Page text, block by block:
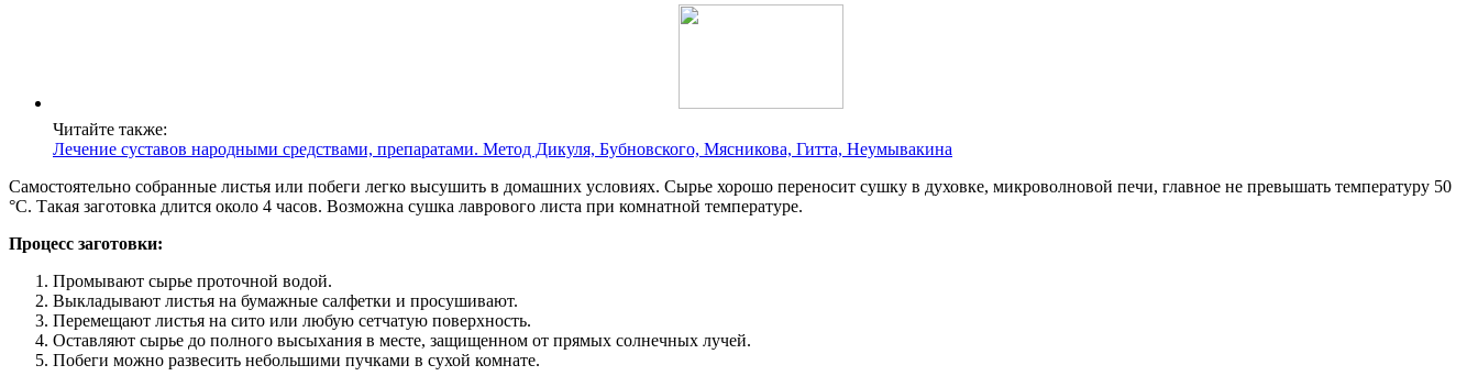
Читайте также:
Лечение суставов народными средствами, препаратами. Метод Дикуля, Бубновского, Мясникова, Гитта, Неумывакина
Самостоятельно собранные листья или побеги легко высушить в домашних условиях. Сырье хорошо переносит сушку в духовке, микроволновой печи, главное не превышать температуру 50
°C. Такая заготовка длится около 4 часов. Возможна сушка лаврового листа при комнатной температуре.
Процесс заготовки:
Промывают сырье проточной водой.
Выкладывают листья на бумажные салфетки и просушивают.
Перемещают листья на сито или любую сетчатую поверхность.
Оставляют сырье до полного высыхания в месте, защищенном от прямых солнечных лучей.
Побеги можно развесить небольшими пучками в сухой комнате.